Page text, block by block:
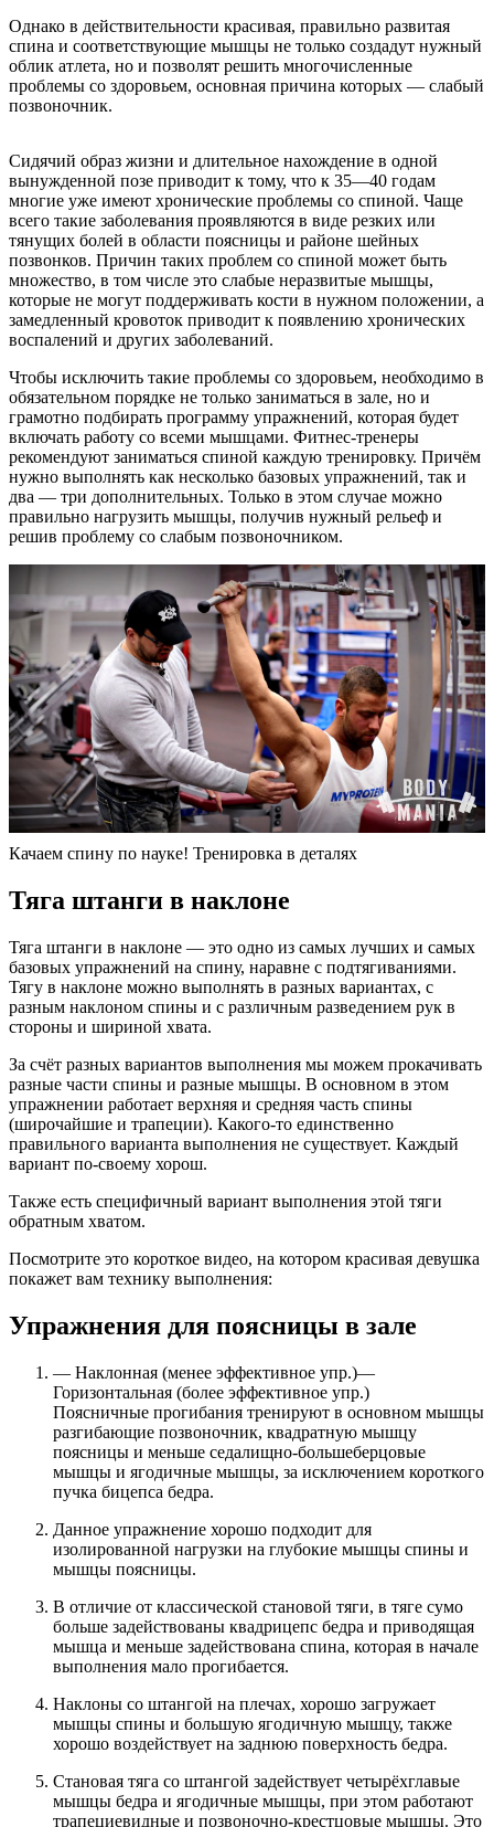
Однако в действительности красивая, правильно развитая
спина и соответствующие мышцы не только создадут нужный
облик атлета, но и позволят решить многочисленные
проблемы со здоровьем, основная причина которых — слабый
позвоночник.
Сидячий образ жизни и длительное нахождение в одной
вынужденной позе приводит к тому, что к 35—40 годам
многие уже имеют хронические проблемы со спиной. Чаще
всего такие заболевания проявляются в виде резких или
тянущих болей в области поясницы и районе шейных
позвонков. Причин таких проблем со спиной может быть
множество, в том числе это слабые неразвитые мышцы,
которые не могут поддерживать кости в нужном положении, а
замедленный кровоток приводит к появлению хронических
воспалений и других заболеваний.
Чтобы исключить такие проблемы со здоровьем, необходимо в
обязательном порядке не только заниматься в зале, но и
грамотно подбирать программу упражнений, которая будет
включать работу со всеми мышцами. Фитнес-тренеры
рекомендуют заниматься спиной каждую тренировку. Причём
нужно выполнять как несколько базовых упражнений, так и
два — три дополнительных. Только в этом случае можно
правильно нагрузить мышцы, получив нужный рельеф и
решив проблему со слабым позвоночником.
Качаем спину по науке! Тренировка в деталях
Тяга штанги в наклоне
Тяга штанги в наклоне — это одно из самых лучших и самых
базовых упражнений на спину, наравне с подтягиваниями.
Тягу в наклоне можно выполнять в разных вариантах, с
разным наклоном спины и с различным разведением рук в
стороны и шириной хвата.
За счёт разных вариантов выполнения мы можем прокачивать
разные части спины и разные мышцы. В основном в этом
упражнении работает верхняя и средняя часть спины
(широчайшие и трапеции). Какого-то единственно
правильного варианта выполнения не существует. Каждый
вариант по-своему хорош.
Также есть специфичный вариант выполнения этой тяги
обратным хватом.
Посмотрите это короткое видео, на котором красивая девушка
покажет вам технику выполнения:
Упражнения для поясницы в зале
— Наклонная (менее эффективное упр.)—
Горизонтальная (более эффективное упр.)
Поясничные прогибания тренируют в основном мышцы
разгибающие позвоночник, квадратную мышцу
поясницы и меньше седалищно-большеберцовые
мышцы и ягодичные мышцы, за исключением короткого
пучка бицепса бедра.
Данное упражнение хорошо подходит для
изолированной нагрузки на глубокие мышцы спины и
мышцы поясницы.
В отличие от классической становой тяги, в тяге сумо
больше задействованы квадрицепс бедра и приводящая
мышца и меньше задействована спина, которая в начале
выполнения мало прогибается.
Наклоны со штангой на плечах, хорошо загружает
мышцы спины и большую ягодичную мышцу, также
хорошо воздействует на заднюю поверхность бедра.
Становая тяга со штангой задействует четырёхглавые
мышцы бедра и ягодичные мышцы, при этом работают
трапециевидные и позвоночно-крестцовые мышцы. Это